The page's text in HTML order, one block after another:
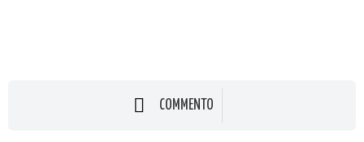
COMMENTO